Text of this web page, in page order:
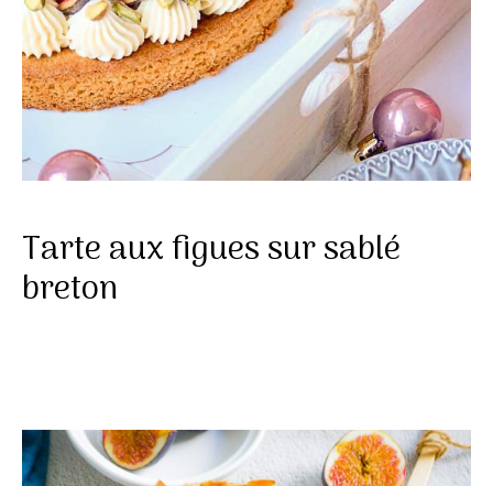
Tarte aux figues sur sablé
breton